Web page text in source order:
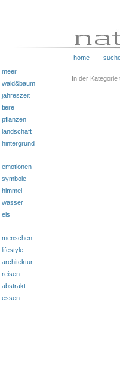
home
In der Kategorie
meer
wald&baum
jahreszeit
tiere
pflanzen
landschaft
hintergrund
emotionen
symbole
himmel
wasser
eis
menschen
lifestyle
architektur
reisen
abstrakt
essen